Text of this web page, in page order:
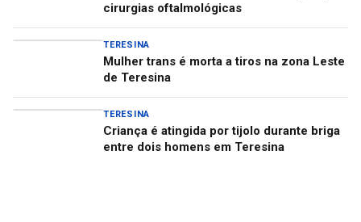
cirurgias oftalmológicas
TERESINA
Mulher trans é morta a tiros na zona Leste
de Teresina
TERESINA
Criança é atingida por tijolo durante briga
entre dois homens em Teresina